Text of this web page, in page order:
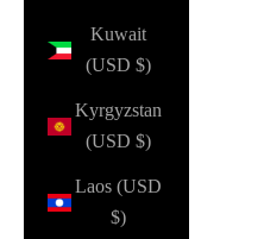
Kuwait
(USD $)
Kyrgyzstan
(USD $)
Laos (USD
$)